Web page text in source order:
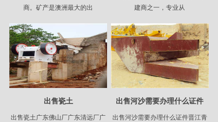
商。矿产是澳洲最大的出
建商之一，专业从
出售瓷土
出售瓷土广东佛山厂广东清远厂广
出售河沙需要办理什么证件
出售河沙需要办理什么证件晋江青